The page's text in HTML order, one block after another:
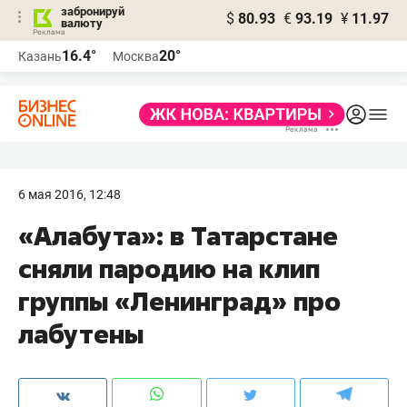
забронируй
валюту
$ 80.93 € 93.19 ¥ 11.97
Казань16.4° Москва20°
6 мая 2016, 12:48
«Алабута»: в Татарстане
сняли пародию на клип
группы «Ленинград» про
лабутены